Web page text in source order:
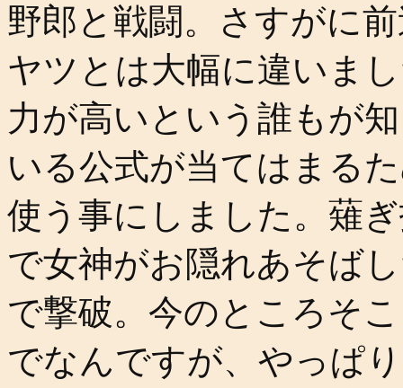
野郎と戦闘。さすがに
ヤツとは大幅に違いま
力が高いという誰もが
いる公式が当てはまる
使う事にしました。薙
で女神がお隠れあそば
で撃破。今のところそ
でなんですが、やっぱ